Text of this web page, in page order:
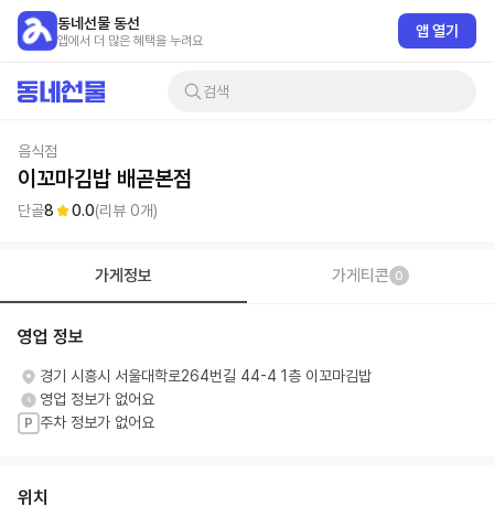
동네선물 동선
앱에서 더 많은 혜택을 누려요
앱 열기
검색
음식점
이꼬마김밥 배곧본점
단골8 0.0(리뷰 0개)
가게정보 가게티콘 0
영업 정보
경기 시흥시 서울대학로264번길 44-4 1층 이꼬마김밥
영업 정보가 없어요
P 주차 정보가 없어요
위치